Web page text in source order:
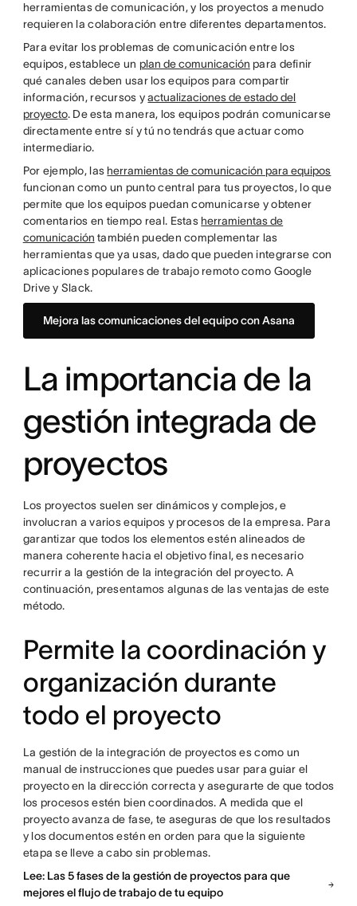
herramientas de comunicación, y los proyectos a menudo
requieren la colaboración entre diferentes departamentos.
Para evitar los problemas de comunicación entre los
equipos, establece un plan de comunicación para definir
qué canales deben usar los equipos para compartir
información, recursos yactualizaciones de estado del
proyecto. De esta manera, los equipos podrán comunicarse
directamente entre sí y tú no tendrás que actuar como
intermediario.
Por ejemplo, las herramientas de comunicación para equipos
funcionan como un punto central para tus proyectos, lo que
permite que los equipos puedan comunicarse y obtener
comentarios en tiempo real. Estas herramientas de
comunicación también pueden complementar las
herramientas que ya usas, dado que pueden integrarse con
aplicaciones populares de trabajo remoto como Google
Drive y Slack.
Mejora las comunicaciones del equipo con Asana
La importancia de la
gestión integrada de
proyectos
Los proyectos suelen ser dinámicos y complejos, e
involucran a varios equipos y procesos de la empresa. Para
garantizar que todos los elementos estén alineados de
manera coherente hacia el objetivo final, es necesario
recurrir a la gestión de la integración del proyecto. A
continuación, presentamos algunas de las ventajas de este
método.
Permite la coordinación y
organización durante
todo el proyecto
La gestión de la integración de proyectos es como un
manual de instrucciones que puedes usar para guiar el
proyecto en la dirección correcta y asegurarte de que todos
los procesos estén bien coordinados. A medida que el
proyecto avanza de fase, te aseguras de que los resultados
y los documentos estén en orden para que la siguiente
etapa se lleve a cabo sin problemas.
Lee: Las 5 fases de la gestión de proyectos para que
mejores el flujo de trabajo de tu equipo